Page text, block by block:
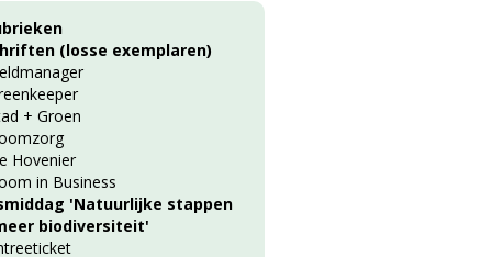
(losse exemplaren)
+ Groen
Hovenier
in Business
'Natuurlijke stappen
biodiversiteit'